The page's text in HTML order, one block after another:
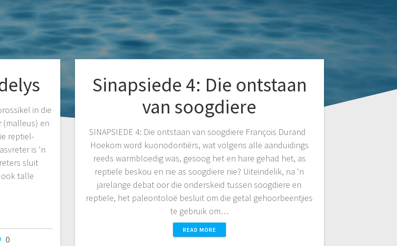
in die
(malleus) en
reptiel-
is ‘n
sluit
ook talle
0
Sinapsiede 4: Die ontstaan
van soogdiere
SINAPSIEDE 4: Die ontstaan van soogdiere François Durand
Hoekom word kuonodontiërs, wat volgens alle aanduidings
reeds warmbloedig was, gesoog het en hare gehad het, as
reptiele beskou en nie as soogdiere nie? Uiteindelik, na ‘n
jarelange debat oor die onderskeid tussen soogdiere en
reptiele, het paleontoloë besluit om die getal gehoorbeentjies
te gebruik om…
READ MORE